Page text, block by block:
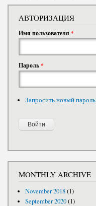
АВТОРИЗАЦИЯ
Имя пользователя *
Пароль*
Запросить новый пароль
MONTHLY ARCHIVE
November 2018(1)
September 2020(1)